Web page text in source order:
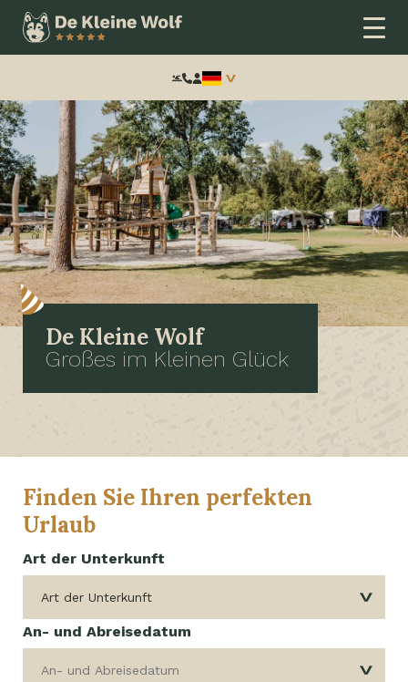
Frontend
search:
De Kleine Wolf
Großes im Kleinen Glück
Finden Sie Ihren perfekten
Urlaub
Art der Unterkunft
An- und Abreisedatum